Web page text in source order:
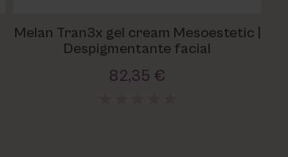
Melan Tran3x gel cream Mesoestetic |
Despigmentante facial
82,35 €